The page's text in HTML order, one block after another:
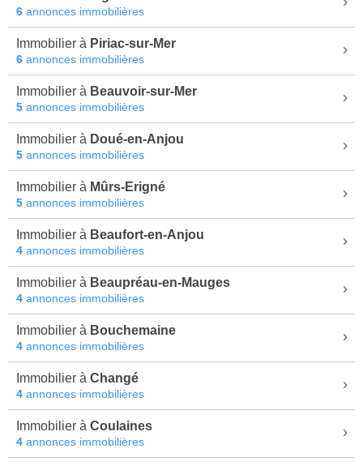
6 annonces immobilières
Immobilier à Piriac-sur-Mer
6 annonces immobilières
Immobilier à Beauvoir-sur-Mer
5 annonces immobilières
Immobilier à Doué-en-Anjou
5 annonces immobilières
Immobilier à Mûrs-Erigné
5 annonces immobilières
Immobilier à Beaufort-en-Anjou
4 annonces immobilières
Immobilier à Beaupréau-en-Mauges
4 annonces immobilières
Immobilier à Bouchemaine
4 annonces immobilières
Immobilier à Changé
4 annonces immobilières
Immobilier à Coulaines
4 annonces immobilières